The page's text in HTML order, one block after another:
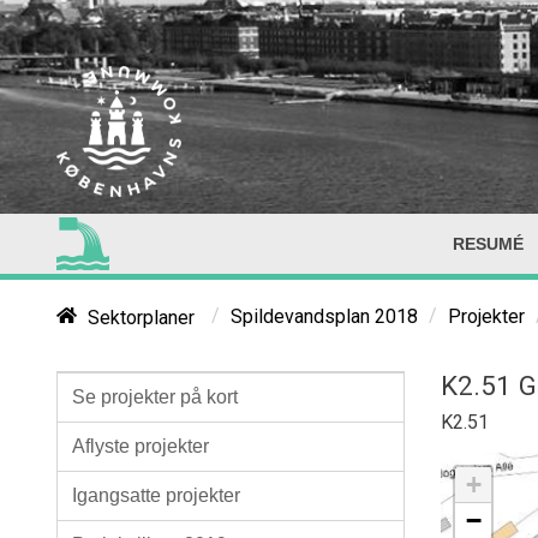
RESUMÉ
Sektorplaner / Spildevandsplan 2018 / Projekter
Se projekter på kort
Aflyste projekter
Igangsatte projekter
K2.51
K2.51
+
−